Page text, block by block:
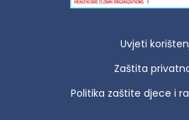
Uvjeti
Zaštita
Politika zaštite djece i